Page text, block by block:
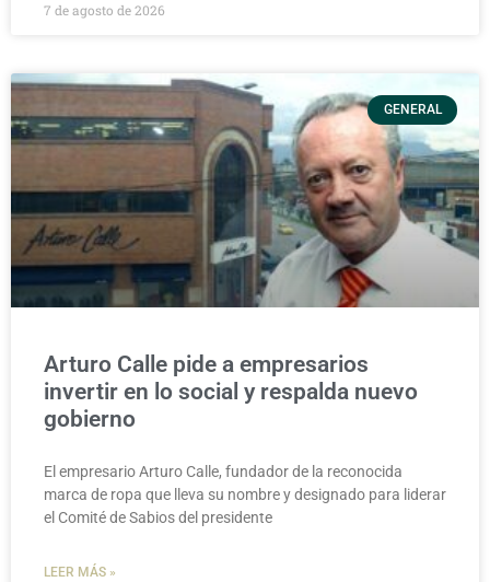
7 de agosto de 2026
GENERAL
Arturo Calle pide a empresarios
invertir en lo social y respalda nuevo
gobierno
El empresario Arturo Calle, fundador de la reconocida
marca de ropa que lleva su nombre y designado para liderar
el Comité de Sabios del presidente
LEER MÁS »